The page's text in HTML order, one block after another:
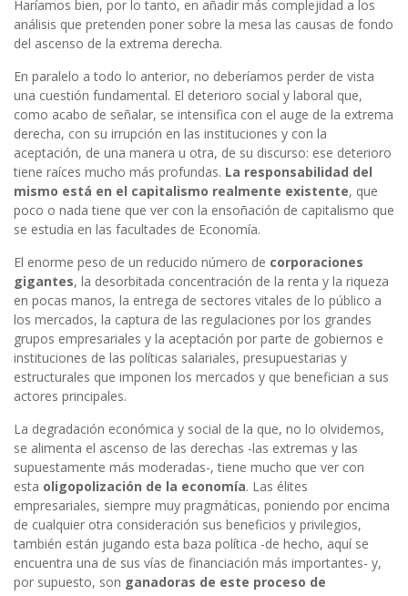
Haríamos bien, por lo tanto, en añadir más complejidad a los
análisis que pretenden poner sobre la mesa las causas de fondo
del ascenso de la extrema derecha.
En paralelo a todo lo anterior, no deberíamos perder de vista
una cuestión fundamental. El deterioro social y laboral que,
como acabo de señalar, se intensifica con el auge de la extrema
derecha, con su irrupción en las instituciones y con la
aceptación, de una manera u otra, de su discurso: ese deterioro
tiene raíces mucho más profundas. La responsabilidad del
mismo está en el capitalismo realmente existente, que
poco o nada tiene que ver con la ensoñación de capitalismo que
se estudia en las facultades de Economía.
El enorme peso de un reducido número de corporaciones
gigantes, la desorbitada concentración de la renta y la riqueza
en pocas manos, la entrega de sectores vitales de lo público a
los mercados, la captura de las regulaciones por los grandes
grupos empresariales y la aceptación por parte de gobiernos e
instituciones de las políticas salariales, presupuestarias y
estructurales que imponen los mercados y que benefician a sus
actores principales.
La degradación económica y social de la que, no lo olvidemos,
se alimenta el ascenso de las derechas -las extremas y las
supuestamente más moderadas-, tiene mucho que ver con
esta oligopolización de la economía. Las élites
empresariales, siempre muy pragmáticas, poniendo por encima
de cualquier otra consideración sus beneficios y privilegios,
también están jugando esta baza política -de hecho, aquí se
encuentra una de sus vías de financiación más importantes- y,
por supuesto, son ganadoras de este proceso de